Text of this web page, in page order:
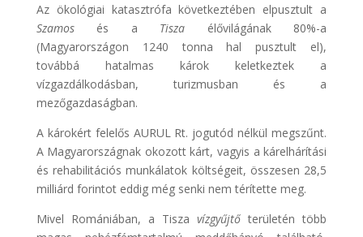
Az ökológiai katasztrófa következtében elpusztult a
Szamosés a Tisza élővilágának 80%-a
(Magyarországon 1240 tonna hal pusztult el),
továbbá hatalmas károk keletkeztek a
vízgazdálkodásban, turizmusban és a
mezőgazdaságban.
A károkért felelős AURUL Rt. jogutód nélkül megszűnt.
A Magyarországnak okozott kárt, vagyis a kárelhárítási
és rehabilitációs munkálatok költségeit, összesen 28,5
milliárd forintot eddig még senki nem térítette meg.
Mivel Romániában, a Tiszavízgyűjtő területén több